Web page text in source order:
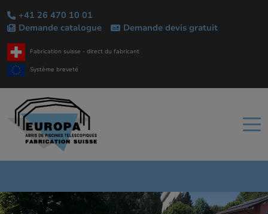
+41 26 470 10 01
Demande catalogue
Demande devis gratuit
Fabrication suisse - direct du fabricant
Système breveté